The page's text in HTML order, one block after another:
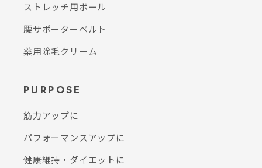
ストレッチ用ポール
腰サポーターベルト
薬用除毛クリーム
PURPOSE
筋力アップに
パフォーマンスアップに
健康維持・ダイエットに